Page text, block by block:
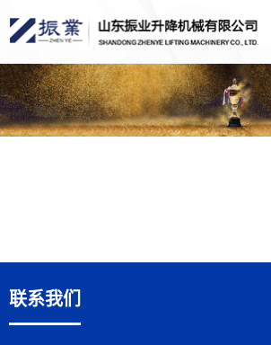
联系我们